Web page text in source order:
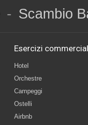
- Scambio
Esercizi
Hotel
Orchestre
Campeggi
Ostelli
Airbnb